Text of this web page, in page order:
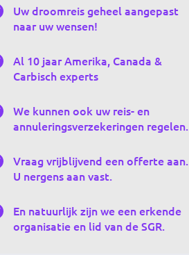
Uw droomreis geheel aangepast
naar uw wensen!
Al 10 jaar Amerika, Canada &
Carbisch experts
We kunnen ook uw reis- en
annuleringsverzekeringen regelen.
Vraag vrijblijvend een offerte aan.
U nergens aan vast.
En natuurlijk zijn we een erkende
organisatie en lid van de SGR.